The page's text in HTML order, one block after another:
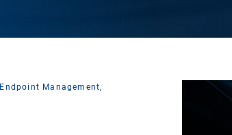
Endpoint Management,